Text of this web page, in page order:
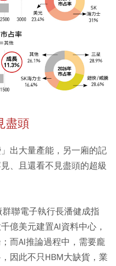
盡頭
出大量產能，另一廂的記
、且還看不見盡頭的超級
聯電子執行長潘健成指
億美元建置AI資料中心，
而AI推論過程中，需要龐
因此不只HBM大缺貨，業